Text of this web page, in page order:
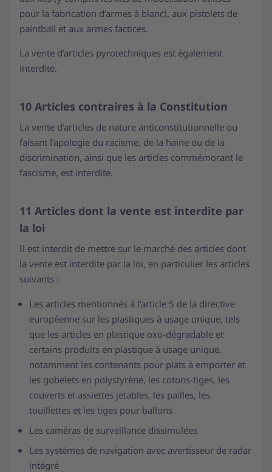
pour la fabrication d’armes à blanc), aux pistolets de
paintball et aux armes factices.
La vente d’articles pyrotechniques est également
interdite.
10 Articles contraires à la Constitution
La vente d’articles de nature anticonstitutionnelle ou
faisant l’apologie du racisme, de la haine ou de la
discrimination, ainsi que les articles commémorant le
fascisme, est interdite.
11 Articles dont la vente est interdite par
la loi
Il est interdit de mettre sur le marché des articles dont
la vente est interdite par la loi, en particulier les articles
suivants :
Les articles mentionnés à l’article 5 de la directive
européenne sur les plastiques à usage unique, tels
que les articles en plastique oxo-dégradable et
certains produits en plastique à usage unique,
notamment les contenants pour plats à emporter et
les gobelets en polystyrène, les cotons-tiges, les
couverts et assiettes jetables, les pailles, les
touillettes et les tiges pour ballons
Les caméras de surveillance dissimulées
Les systèmes de navigation avec avertisseur de radar
intégré